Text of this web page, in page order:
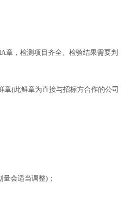
章，检测项目齐全、检验结果需要判
章(此鲜章为直接与招标方合作的公司
会适当调整)；